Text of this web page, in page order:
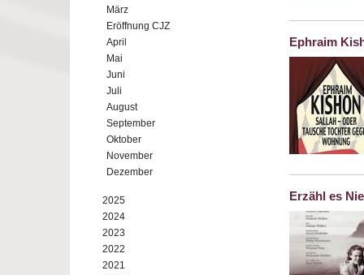
März
Eröffnung CJZ
April
Mai
Juni
Juli
August
September
Oktober
November
Dezember
2025
2024
2023
2022
2021
Ephraim
Erzähl es